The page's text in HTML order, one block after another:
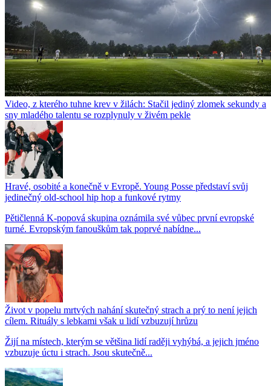
Video, z kterého tuhne krev v žilách: Stačil jediný zlomek sekundy a
sny mladého talentu se rozplynuly v živém pekle
Hravé, osobité a konečně v Evropě. Young Posse představí svůj
jedinečný old-school hip hop a funkové rytmy
Pětičlenná K-popová skupina oznámila své vůbec první evropské
turné. Evropským fanouškům tak poprvé nabídne...
Život v popelu mrtvých nahání skutečný strach a prý to není jejich
cílem. Rituály s lebkami však u lidí vzbuzují hrůzu
Žijí na místech, kterým se většina lidí raději vyhýbá, a jejich jméno
vzbuzuje úctu i strach. Jsou skutečně...